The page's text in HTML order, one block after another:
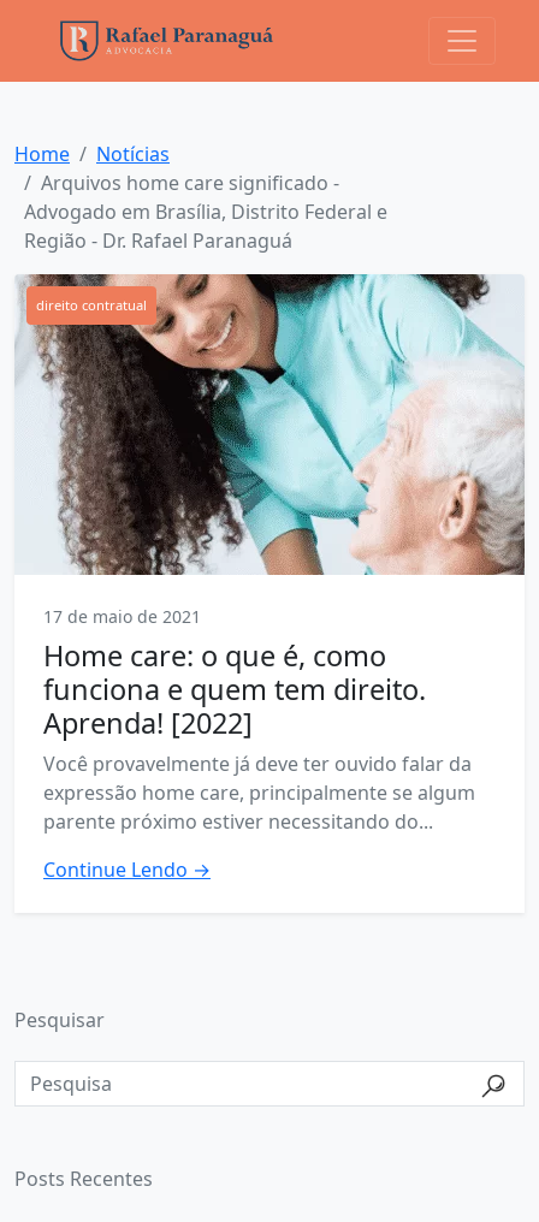
Home
Notícias
Arquivos home care significado -
Advogado em Brasília, Distrito Federal e
Região - Dr. Rafael Paranaguá
direito contratual
17 de maio de 2021
Home care: o que é, como
funciona e quem tem direito.
Aprenda! [2022]
Você provavelmente já deve ter ouvido falar da
expressão home care, principalmente se algum
parente próximo estiver necessitando do...
Continue Lendo →
Pesquisar
Posts Recentes